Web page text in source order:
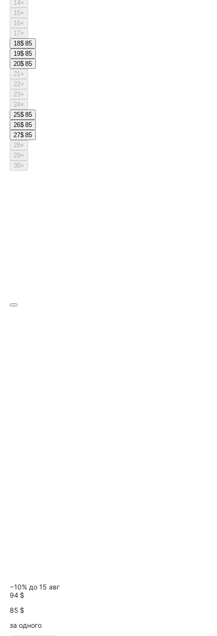
14×
15×
16×
17×
18$ 85
19$ 85
20$ 85
21×
22×
23×
24×
25$ 85
26$ 85
27$ 85
28×
29×
30×
−10% до 15 авг
94 $
85 $
за одного